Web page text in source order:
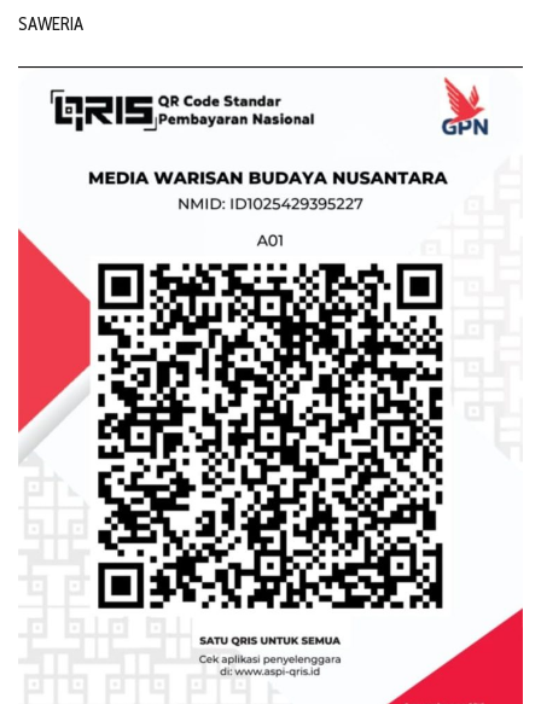
SAWERIA